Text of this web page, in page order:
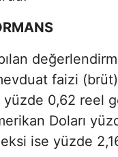
faizi
yüzde 0,62 reel
Doları
ise yüzde